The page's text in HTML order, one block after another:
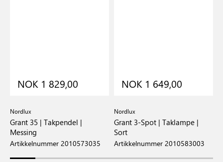
NOK 1 829,00
Nordlux
Grant 35 | Takpendel |
Messing
Artikkelnummer 2010573035
NOK 1 649,00
Nordlux
Grant 3-Spot | Taklampe |
Sort
Artikkelnummer 2010583003